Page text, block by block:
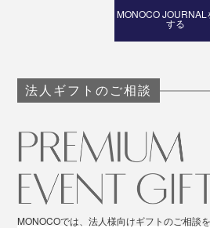
MONOCO JOURNAL
する
法人ギフトのご相談
MONOCOでは、法人様向けギフトのご相談